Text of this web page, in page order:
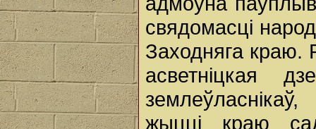
свядомасці
Заходняга краю.
асветніцкая
жыцці краю